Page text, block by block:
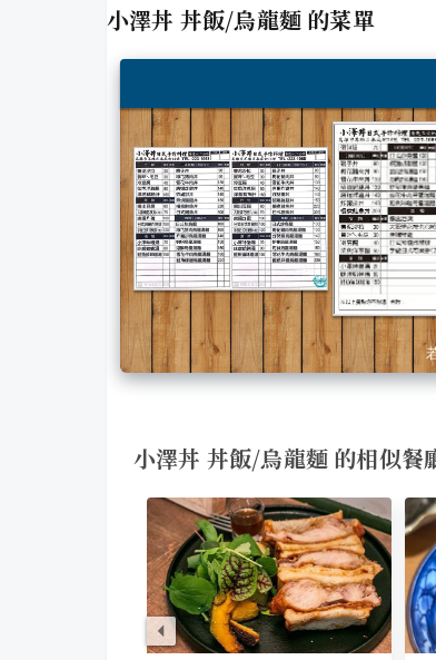
小澤丼 丼飯/烏龍麵 的菜單
小澤丼 丼飯/烏龍麵 的相似餐